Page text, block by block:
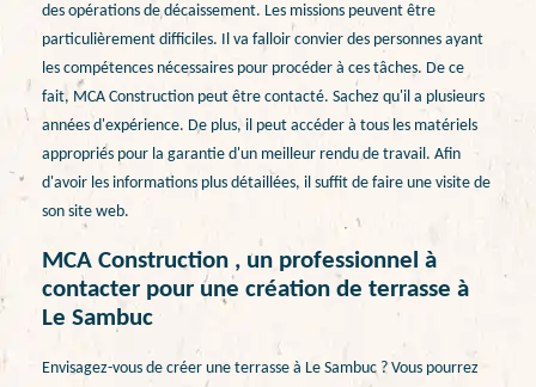
des opérations de décaissement. Les missions peuvent être
particulièrement difficiles. Il va falloir convier des personnes ayant
les compétences nécessaires pour procéder à ces tâches. De ce
fait, MCA Construction peut être contacté. Sachez qu'il a plusieurs
années d'expérience. De plus, il peut accéder à tous les matériels
appropriés pour la garantie d'un meilleur rendu de travail. Afin
d'avoir les informations plus détaillées, il suffit de faire une visite de
son site web.
MCA Construction , un professionnel à
contacter pour une création de terrasse à
Le Sambuc
Envisagez-vous de créer une terrasse à Le Sambuc ? Vous pourrez